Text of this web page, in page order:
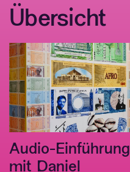
Übersicht
Audio-Einführung
mit Daniel